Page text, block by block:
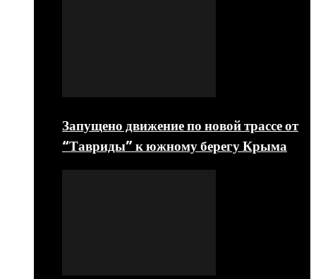
Запущено движение по новой трассе от
“Тавриды” к южному берегу Крыма